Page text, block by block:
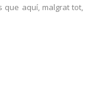
que aquí, malgrat tot,